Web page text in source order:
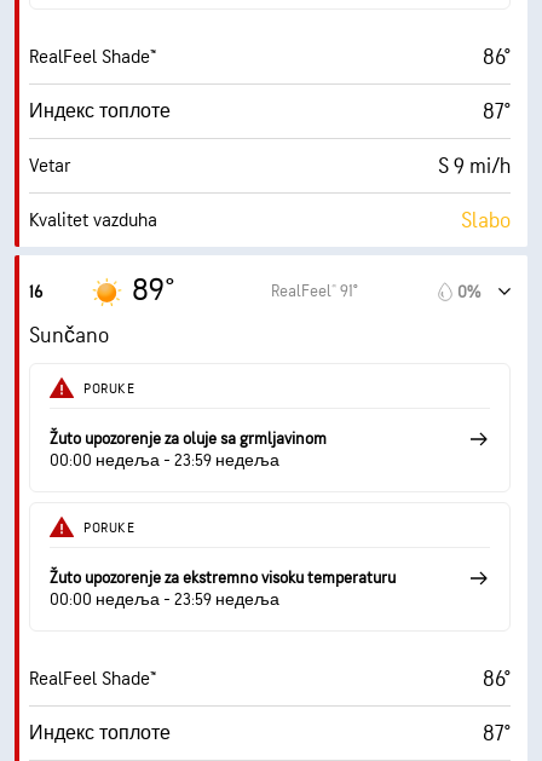
RealFeel Shade™ 86°
Индекс топлоте 87°
Vetar S 9 mi/h
Kvalitet vazduha Slabo
Maksimalni indeks UV zračenja
Udari vetra
Vlažnost
Tačka rose 56° F
Vidljivost
16 89° RealFeel® 91° 0%
Sunčano
PORUKE
Žuto upozorenje za oluje sa grmljavinom
00:00 недеља - 23:59 недеља
PORUKE
Žuto upozorenje za ekstremno visoku temperaturu
00:00 недеља - 23:59 недеља
RealFeel Shade™ 86°
Индекс топлоте 87°